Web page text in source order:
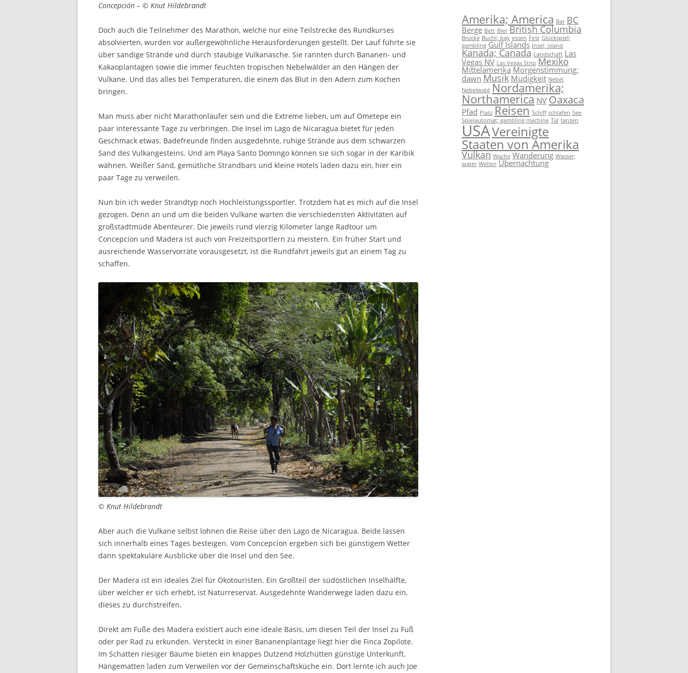
Concepción – © Knut Hildebrandt
Doch auch die Teilnehmer des Marathon, welche nur eine Teilstrecke des Rundkurses
absolvierten, wurden vor außergewöhnliche Herausforderungen gestellt. Der Lauf führte sie
über sandige Strände und durch staubige Vulkanasche. Sie rannten durch Bananen- und
Kakaoplantagen sowie die immer feuchten tropischen Nebelwälder an den Hängen der
Vulkane. Und das alles bei Temperaturen, die einem das Blut in den Adern zum Kochen
bringen.
Man muss aber nicht Marathonläufer sein und die Extreme lieben, um auf Ometepe ein
paar interessante Tage zu verbringen. Die Insel im Lago de Nicaragua bietet für jeden
Geschmack etwas. Badefreunde finden ausgedehnte, ruhige Strände aus dem schwarzen
Sand des Vulkangesteins. Und am Playa Santo Domingo können sie sich sogar in der Karibik
wähnen. Weißer Sand, gemütliche Strandbars und kleine Hotels laden dazu ein, hier ein
paar Tage zu verweilen.
Nun bin ich weder Strandtyp noch Hochleistungssportler. Trotzdem hat es mich auf die Insel
gezogen. Denn an und um die beiden Vulkane warten die verschiedensten Aktivitäten auf
großstadtmüde Abenteurer. Die jeweils rund vierzig Kilometer lange Radtour um
Concepcíon und Madera ist auch von Freizeitsportlern zu meistern. Ein früher Start und
ausreichende Wasservorräte vorausgesetzt, ist die Rundfahrt jeweils gut an einem Tag zu
schaffen.
© Knut Hildebrandt
Aber auch die Vulkane selbst lohnen die Reise über den Lago de Nicaragua. Beide lassen
sich innerhalb eines Tages besteigen. Vom Concepcíon ergeben sich bei günstigem Wetter
dann spektakuläre Ausblicke über die Insel und den See.
Der Madera ist ein ideales Ziel für Ökotouristen. Ein Großteil der südöstlichen Inselhälfte,
über welcher er sich erhebt, ist Naturreservat. Ausgedehnte Wanderwege laden dazu ein,
dieses zu durchstreifen.
Direkt am Fuße des Madera existiert auch eine ideale Basis, um diesen Teil der Insel zu Fuß
oder per Rad zu erkunden. Versteckt in einer Bananenplantage liegt hier die Finca Zopilote.
Im Schatten riesiger Bäume bieten ein knappes Dutzend Holzhütten günstige Unterkunft.
Hängematten laden zum Verweilen vor der Gemeinschaftsküche ein. Dort lernte ich auch Joe
Amerika; America Bar BC
Berge Bett Bier British Columbia
Brücke Bucht; bay essen Fest Glückspiel;
gambling Gulf Islands Insel; island
Kanada; Canada Landschaft Las
Vegas NV Las Vegas Strip Mexiko
Mittelamerika Morgenstimmung;
dawn Musik Müdigkeit Nebel
Nebelwald Nordamerika;
Northamerica NV Oaxaca
Pfad Platz Reisen Schiff schlafen See
Spielautomat; gambling machine Tal tanzen
USAVereinigte
Staaten von Amerika
Vulkan Wache Wanderung Wasser;
water Wellen Übernachtung